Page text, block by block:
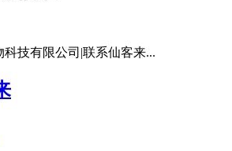
技有限公司|联系仙客来...